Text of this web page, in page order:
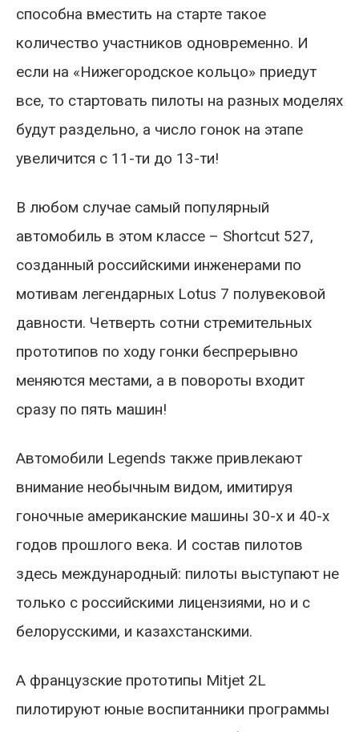
способна вместить на старте такое
количество участников одновременно. И
если на «Нижегородское кольцо» приедут
все, то стартовать пилоты на разных моделях
будут раздельно, а число гонок на этапе
увеличится с 11-ти до 13-ти!
В любом случае самый популярный
автомобиль в этом классе – Shortcut 527,
созданный российскими инженерами по
мотивам легендарных Lotus 7 полувековой
давности. Четверть сотни стремительных
прототипов по ходу гонки беспрерывно
меняются местами, а в повороты входит
сразу по пять машин!
Автомобили Legends также привлекают
внимание необычным видом, имитируя
гоночные американские машины 30-х и 40-х
годов прошлого века. И состав пилотов
здесь международный: пилоты выступают не
только с российскими лицензиями, но и с
белорусскими, и казахстанскими.
А французские прототипы Mitjet 2L
пилотируют юные воспитанники программы